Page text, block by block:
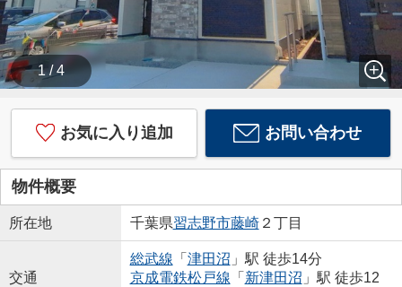
1 / 4
お気に入り追加 お問い合わせ
物件概要
所在地 千葉県習志野市藤崎２丁目
交通
総武線 「 津田沼 」駅 徒歩14分
京成電鉄松戸線 「 新津田沼 」駅 徒歩12